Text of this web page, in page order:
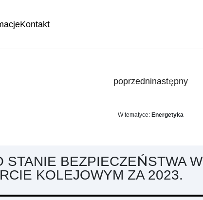
Kontakt
poprzedninastępny
W tematyce: Energetyka
STANIE BEZPIECZEŃSTWA W
KOLEJOWYM ZA 2023.